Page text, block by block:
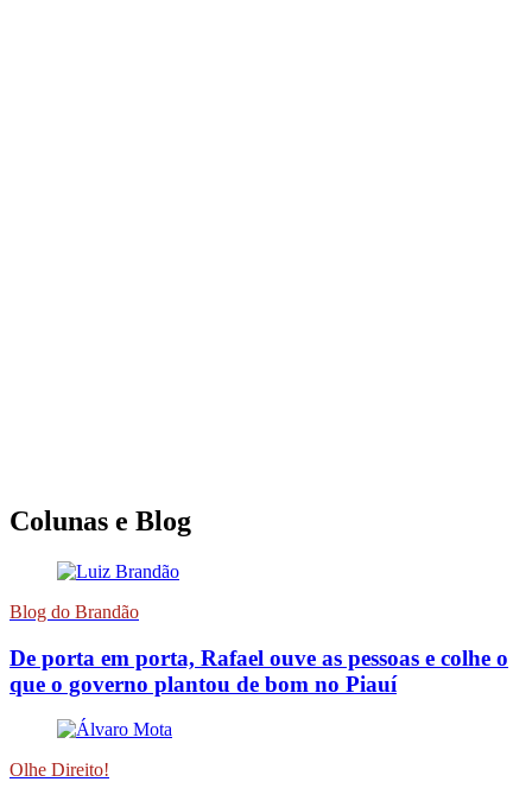
Colunas e Blog
Blog do Brandão
De porta em porta, Rafael ouve as pessoas e colhe o
que o governo plantou de bom no Piauí
Olhe Direito!